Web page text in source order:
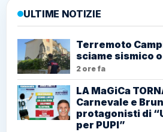
ULTIME NOTIZIE
Terremoto
sciame sismico
2 ore fa
LA MaGiCa
Carnevale e
protagonisti di
per PUPI”